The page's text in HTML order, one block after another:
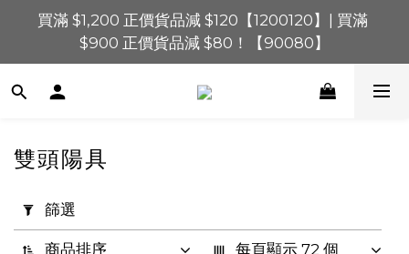
買滿 $1,200 正價貨品減 $120【1200120】| 買滿
$900 正價貨品減 $80！【90080】
買滿 $1,200 正價貨品減 $120【1200120】| 買滿
$900 正價貨品減 $80！【90080】
買滿 $600 正價貨品減 $40【60040】| 買滿 $400 正
📢 系統維護通知 – SHOPLINE Payments FPS將於
2026 年 8 月 9 日（日）凌晨 01:00 至 11:00 暫停交易
買滿 $1,200 正價貨品減 $120【1200120】| 買滿
$900 正價貨品減 $80！【90080】
套
篩
雙頭陽具
篩選
商品排序 每頁顯示 72 個